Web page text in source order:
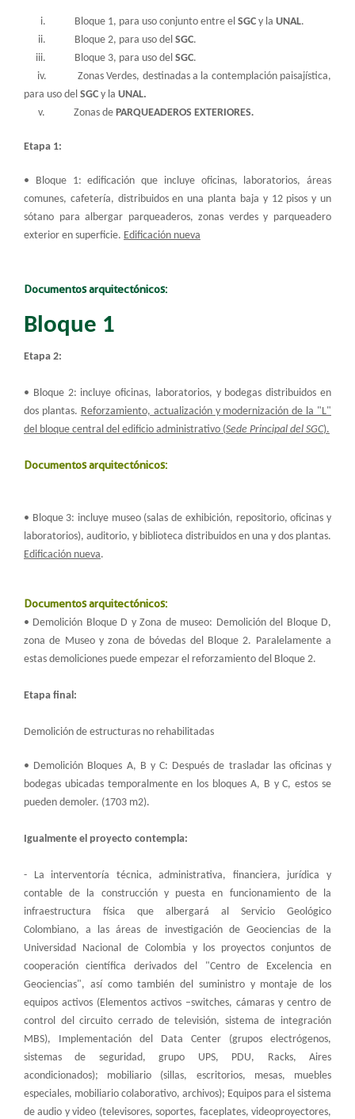
i. Bloque 1, para uso conjunto entre el SGC y la UNAL.
ii. Bloque 2, para uso del SGC.
iii. Bloque 3, para uso del SGC.
iv. Zonas Verdes, destinadas a la contemplación paisajística,
para uso del SGC y la UNAL.
v. Zonas de PARQUEADEROS EXTERIORES.
Etapa 1:
• Bloque 1: edificación que incluye oficinas, laboratorios, áreas
comunes, cafetería, distribuidos en una planta baja y 12 pisos y un
sótano para albergar parqueaderos, zonas verdes y parqueadero
exterior en superficie. Edificación nueva
Documentos arquitectónicos:
Bloque 1
Etapa 2:
• Bloque 2: incluye oficinas, laboratorios, y bodegas distribuidos en
dos plantas. Reforzamiento, actualización y modernización de la "L"
del bloque central del edificio administrativo (Sede Principal del SGC).
Documentos arquitectónicos:
• Bloque 3: incluye museo (salas de exhibición, repositorio, oficinas y
laboratorios), auditorio, y biblioteca distribuidos en una y dos plantas.
Edificación nueva.
Documentos arquitectónicos:
• Demolición Bloque D y Zona de museo: Demolición del Bloque D,
zona de Museo y zona de bóvedas del Bloque 2. Paralelamente a
estas demoliciones puede empezar el reforzamiento del Bloque 2.
Etapa final:
Demolición de estructuras no rehabilitadas
• Demolición Bloques A, B y C: Después de trasladar las oficinas y
bodegas ubicadas temporalmente en los bloques A, B y C, estos se
pueden demoler. (1703 m2).
Igualmente el proyecto contempla:
- La interventoría técnica, administrativa, financiera, jurídica y
contable de la construcción y puesta en funcionamiento de la
infraestructura física que albergará al Servicio Geológico
Colombiano, a las áreas de investigación de Geociencias de la
Universidad Nacional de Colombia y los proyectos conjuntos de
cooperación científica derivados del "Centro de Excelencia en
Geociencias", así como también del suministro y montaje de los
equipos activos (Elementos activos –switches, cámaras y centro de
control del circuito cerrado de televisión, sistema de integración
MBS), Implementación del Data Center (grupos electrógenos,
sistemas de seguridad, grupo UPS, PDU, Racks, Aires
acondicionados); mobiliario (sillas, escritorios, mesas, muebles
especiales, mobiliario colaborativo, archivos); Equipos para el sistema
de audio y video (televisores, soportes, faceplates, videoproyectores,